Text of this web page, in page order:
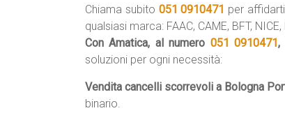
Chiama subito 051 0910471 per
qualsiasi marca: FAAC, CAME, BFT,
Con Amatica, al numero 051 0910471,
soluzioni per ogni necessità:
Vendita cancelli scorrevoli a Bologna
binario.